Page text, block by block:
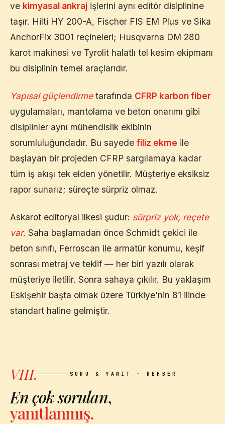
ve kimyasal ankraj işlerini aynı editör disiplinine
taşır. Hilti HY 200-A, Fischer FIS EM Plus ve Sika
AnchorFix 3001 reçineleri; Husqvarna DM 280
karot makinesi ve Tyrolit halatlı tel kesim ekipmanı
bu disiplinin temel araçlarıdır.
Yapısal güçlendirmetarafında CFRP karbon fiber
uygulamaları, mantolama ve beton onarımı gibi
disiplinler aynı mühendislik ekibinin
sorumluluğundadır. Bu sayede filiz ekme ile
başlayan bir projeden CFRP sargılamaya kadar
tüm iş akışı tek elden yönetilir. Müşteriye eksiksiz
rapor sunarız; süreçte sürpriz olmaz.
Askarot editoryal ilkesi şudur: sürpriz yok, reçete
var. Saha başlamadan önce Schmidt çekici ile
beton sınıfı, Ferroscan ile armatür konumu, keşif
sonrası metraj ve teklif — her biri yazılı olarak
müşteriye iletilir. Sonra sahaya çıkılır. Bu yaklaşım
Eskişehir başta olmak üzere Türkiye'nin 81 ilinde
standart haline gelmiştir.
VIII. SORU & YANIT · REHBER
En çok sorulan,
yanıtlanmış.